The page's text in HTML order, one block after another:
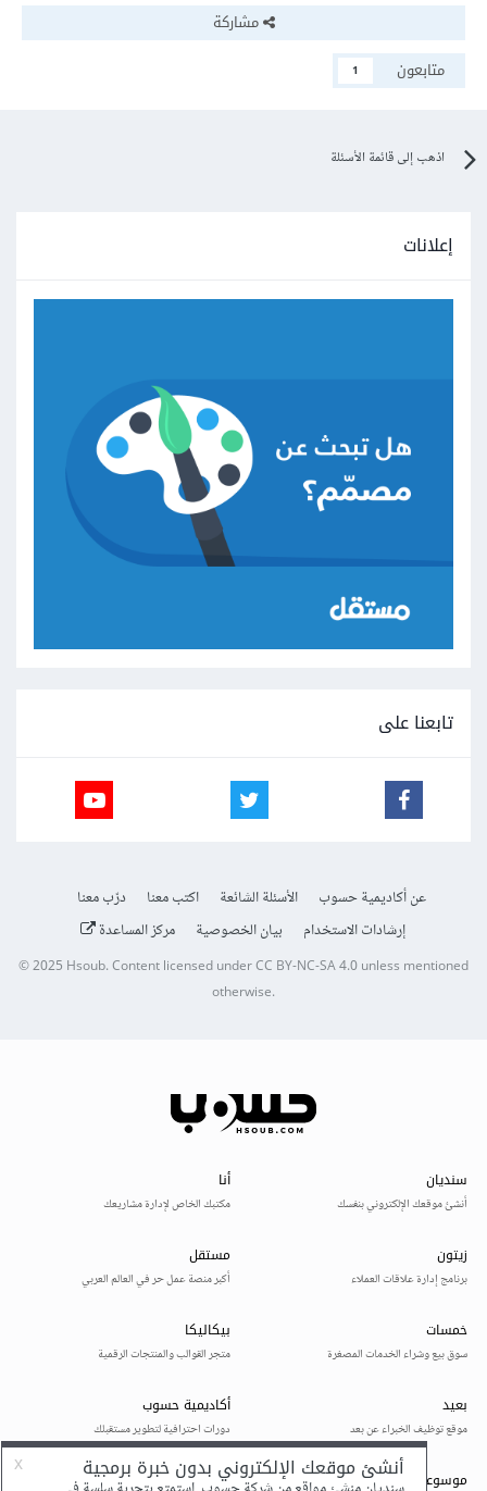
مشاركة
متابعون
1
اذهب إلى قائمة الأسئلة
إعلانات
تابعنا على
عن أكاديمية حسوب الأسئلة الشائعة اكتب معنا
درّب معنا
إرشادات الاستخدام
بيان الخصوصية مركز المساعدة
© 2025Hsoub.Content licensed underCC BY-NC-SA 4.0unless mentioned
otherwise.